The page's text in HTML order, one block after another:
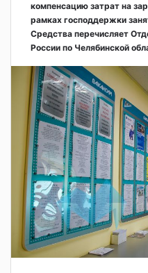
компенсацию затрат на
рамках господдержки
Средства перечисляет
России по Челябинской